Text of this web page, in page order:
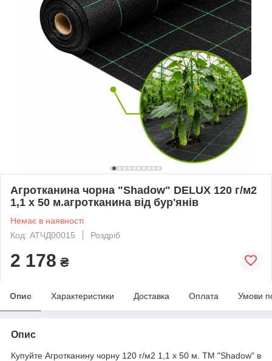
Агротканина чорна "Shadow" DELUX 120 г/м2
1,1 х 50 м.агротканина від бур'янів
Немає в наявності
Код: АТЧД00015
Роздріб
2 178 ₴
Опис Характеристики Доставка Оплата Умови
Опис
Купуйте Агротканину чорну 120 г/м2 1,1 х 50 м. ТМ "Shadow" в